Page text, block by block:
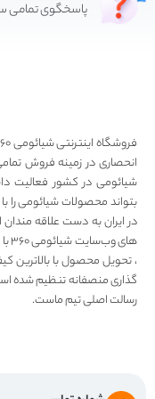
گجت های
لوازم جانبی خودرو
لوازم خانگی (0)
محصولات کملیون
هوای پاک (101)
+16 بیشتر
پاسخگوی تمامی
انحصاری در زمینه فروش
شیائومی در کشور فعالیت
بتواند محصولات شیائومی
در ایران به دست علاقه
، تحویل محصول با بالاترین
گذاری منصفانه تنظیم شده
رسالت اصلی تیم ماست.